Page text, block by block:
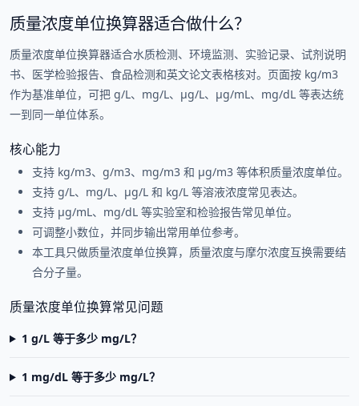
质量浓度单位换算器适合做什么？
质量浓度单位换算器适合水质检测、环境监测、实验记录、试剂说明
书、医学检验报告、食品检测和英文论文表格核对。页面按 kg/m3
作为基准单位，可把 g/L、mg/L、μg/L、μg/mL、mg/dL 等表达统
一到同一单位体系。
核心能力
支持 kg/m3、g/m3、mg/m3 和 μg/m3 等体积质量浓度单位。
支持 g/L、mg/L、μg/L 和 kg/L 等溶液浓度常见表达。
支持 μg/mL、mg/dL 等实验室和检验报告常见单位。
可调整小数位，并同步输出常用单位参考。
本工具只做质量浓度单位换算，质量浓度与摩尔浓度互换需要结
合分子量。
质量浓度单位换算常见问题
1 g/L 等于多少 mg/L？
1 mg/dL 等于多少 mg/L？